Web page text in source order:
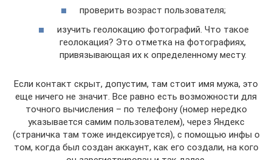
проверить возраст пользователя;
изучить геолокацию фотографий. Что такое
геолокация? Это отметка на фотографиях,
привязывающая их к определенному месту.
Если контакт скрыт, допустим, там стоит имя мужа, это
еще ничего не значит. Все равно есть возможности для
точного вычисления – по телефону (номер нередко
указывается самим пользователем), через Яндекс
(страничка там тоже индексируется), с помощью инфы о
том, когда был создан аккаунт, как его создали, на кого